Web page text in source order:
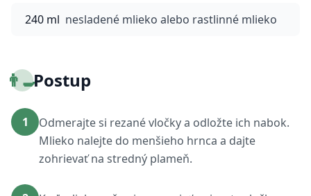
240 ml nesladené mlieko alebo rastlinné mlieko
👨‍🍳Postup
1
Odmerajte si rezané vločky a odložte ich nabok.
Mlieko nalejte do menšieho hrnca a dajte
zohrievať na stredný plameň.